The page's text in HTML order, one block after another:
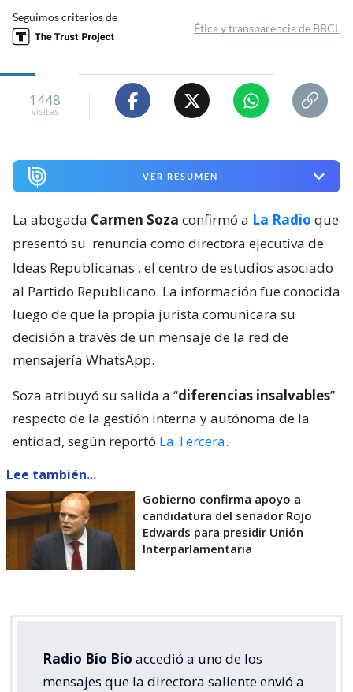
Seguimos criterios de
Ética y transparencia de BBCL
1448
visitas
VER RESUMEN
La abogada Carmen Soza confirmó a La Radio que
presentó su renuncia como directora ejecutiva de
Ideas Republicanas , el centro de estudios asociado
al Partido Republicano. La información fue conocida
luego de que la propia jurista comunicara su
decisión a través de un mensaje de la red de
mensajería WhatsApp.
Soza atribuyó su salida a “diferencias insalvables”
respecto de la gestión interna y autónoma de la
entidad, según reportó La Tercera.
Lee también...
Gobierno confirma apoyo a
candidatura del senador Rojo
Edwards para presidir Unión
Interparlamentaria
Radio Bío Bío accedió a uno de los
mensajes que la directora saliente envió a